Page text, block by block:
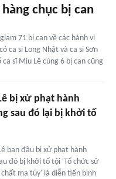
chục bị can
71 bị can về các hành vi
ca sĩ Long Nhật và ca sĩ Sơn
sĩ Miu Lê cùng 6 bị can cũng
bị xử phạt hành
sau đó lại bị khởi tố
ban đầu bị xử phạt hành
đó bị khởi tố tội 'Tổ chức sử
ma túy' là diễn tiến bình